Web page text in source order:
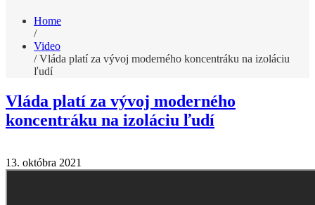
Home
/
Video
/ Vláda platí za vývoj moderného koncentráku na izoláciu
ľudí
Vláda platí za vývoj moderného
koncentráku na izoláciu ľudí
13. októbra 2021